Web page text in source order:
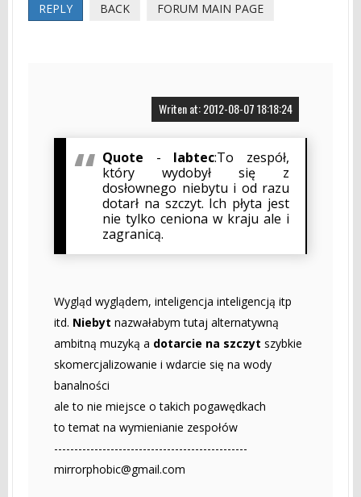
REPLY BACK FORUM MAIN PAGE
Writen at: 2012-08-07 18:18:24
Quote - labtec:To zespół,
który wydobył się z
dosłownego niebytu i od razu
dotarł na szczyt. Ich płyta jest
nie tylko ceniona w kraju ale i
zagranicą.
Wygląd wyglądem, inteligencja inteligencją itp
itd. Niebyt nazwałabym tutaj alternatywną
ambitną muzyką a dotarcie na szczyt szybkie
skomercjalizowanie i wdarcie się na wody
banalności
ale to nie miejsce o takich pogawędkach
to temat na wymienianie zespołów
------------------------------------------------
mirrorphobic@gmail.com